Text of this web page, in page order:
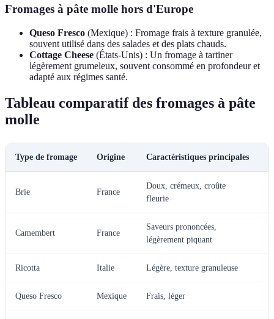
Fromages à pâte molle hors d'Europe
Queso Fresco (Mexique) : Fromage frais à texture granulée,
souvent utilisé dans des salades et des plats chauds.
Cottage Cheese (États-Unis) : Un fromage à tartiner
légèrement grumeleux, souvent consommé en profondeur et
adapté aux régimes santé.
Tableau comparatif des fromages à pâte
molle
Type de fromage Origine Caractéristiques principales
Brie France
Doux, crémeux, croûte
fleurie
Camembert France
Saveurs prononcées,
légèrement piquant
Ricotta Italie Légère, texture granuleuse
Queso Fresco Mexique Frais, léger